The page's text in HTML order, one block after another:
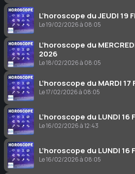
L’horoscope du JEUDI 19
Le 19/02/2026 à 08:05
L’horoscope du
2026
Le 18/02/2026 à 08:05
L’horoscope du MARDI 17
Le 17/02/2026 à 08:05
L’horoscope du LUNDI 16
Le 16/02/2026 à 12:43
L’horoscope du LUNDI 16
Le 16/02/2026 à 08:05